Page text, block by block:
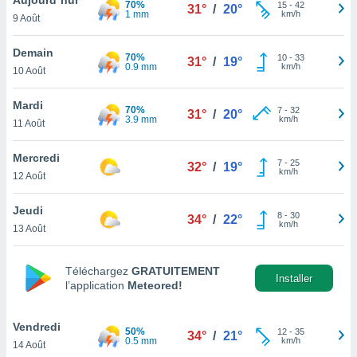
et
»,
au
vous
qu'ils
ou
le
ainsi
un
la
du
9 Août
70%
1 mm
31° / 20° 15- 42
km/h
Demain
10 Août
70%
0.9 mm
31° / 19° 10- 33
km/h
Mardi
11 Août
70%
3.9 mm
31° / 20° 7- 32
km/h
Mercredi
12 Août
32° / 19° 7- 25
km/h
Jeudi
13 Août
34° / 22° 8- 30
km/h
Téléchargez GRATUITEMENT
l’application Meteored!
Installer
Vendredi
14 Août
50%
0.5 mm
34° / 21° 12- 35
km/h